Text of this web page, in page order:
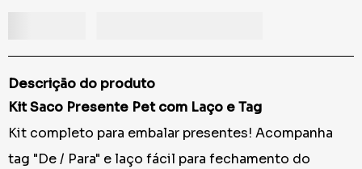
Descrição do produto
Kit Saco Presente Pet com Laço e Tag
Kit completo para embalar presentes! Acompanha
tag "De / Para" e laço fácil para fechamento do